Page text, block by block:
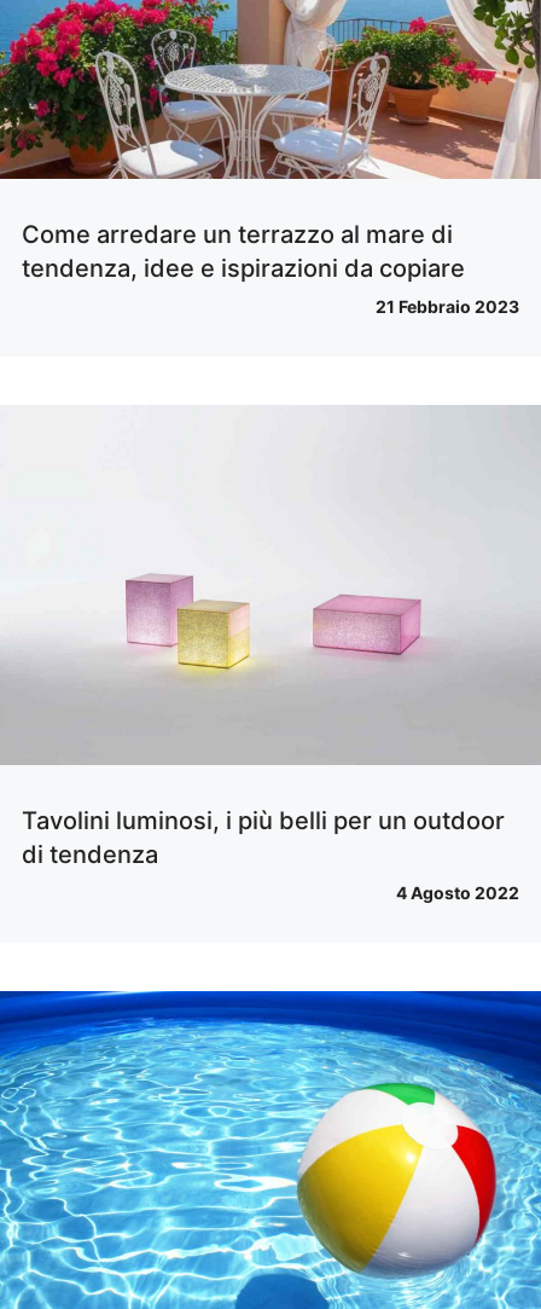
Come arredare un terrazzo al mare di
tendenza, idee e ispirazioni da copiare
21 Febbraio 2023
Tavolini luminosi, i più belli per un outdoor
di tendenza
4 Agosto 2022